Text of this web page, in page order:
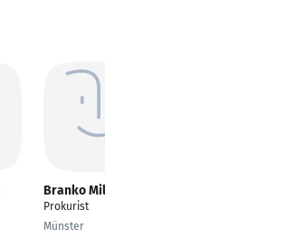
Branko Milenkovic
Prokurist
Münster